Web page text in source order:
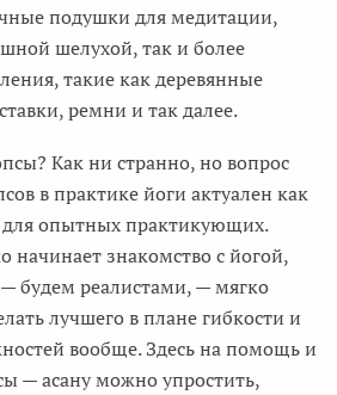
подушки для медитации,
шелухой, так и более
такие как деревянные
ремни и так далее.
Как ни странно, но вопрос
в практике йоги актуален как
для опытных практикующих.
начинает знакомство с йогой,
— будем реалистами, — мягко
лучшего в плане гибкости и
вообще. Здесь на помощь и
— асану можно упростить,